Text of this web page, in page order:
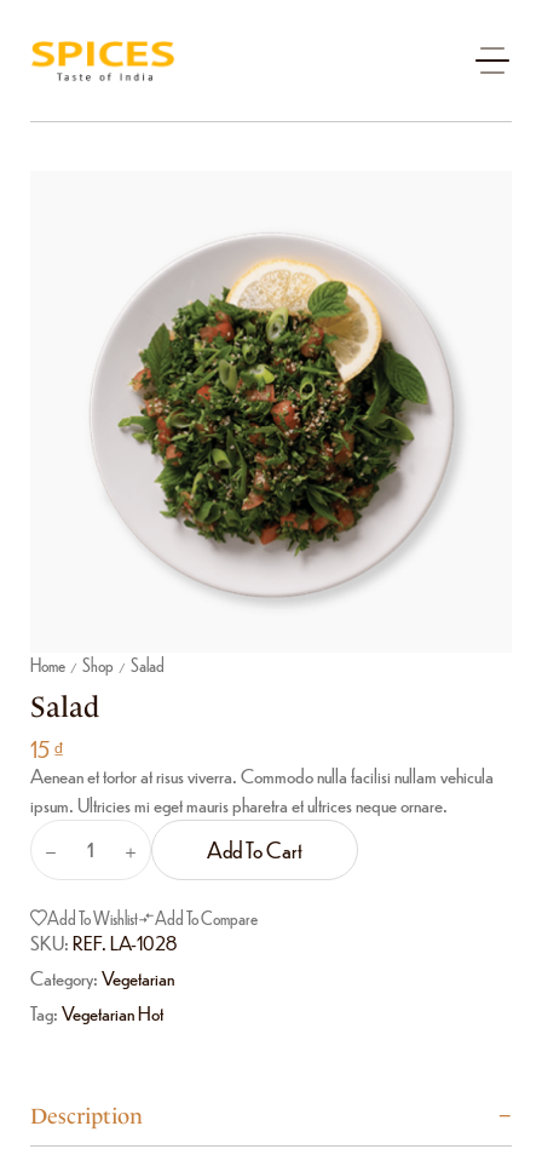
Home / Shop / Salad
Salad
15₫
Aenean et tortor at risus viverra. Commodo nulla facilisi nullam vehicula
ipsum. Ultricies mi eget mauris pharetra et ultrices neque ornare.
Add To Cart
Add To Wishlist Add To Compare
SKU:REF. LA-1028
Category:Vegetarian
Tag:Vegetarian Hot
Description